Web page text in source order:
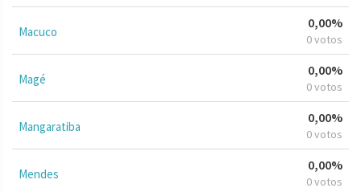
Macuco
0,00%
0 votos
Magé
0,00%
0 votos
Mangaratiba
0,00%
0 votos
Mendes
0,00%
0 votos